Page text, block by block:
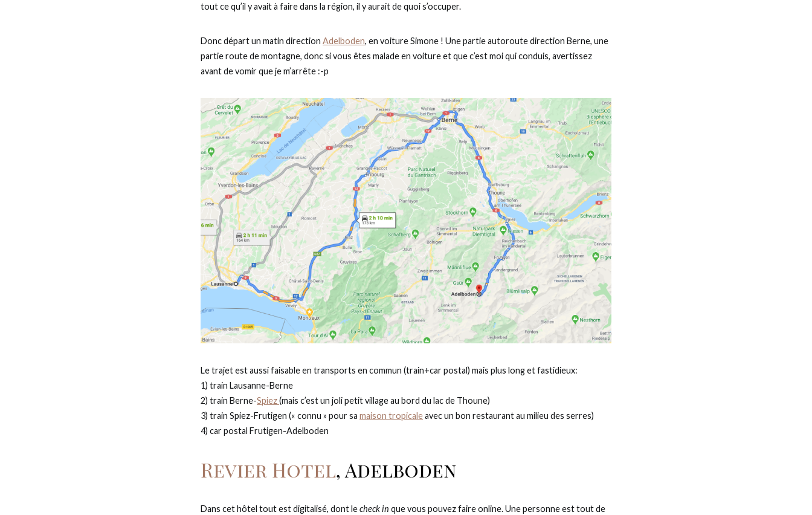
tout ce qu’il y avait à faire dans la région, il y aurait de quoi s’occuper.
Donc départ un matin direction Adelboden, en voiture Simone ! Une partie autoroute direction Berne, une
partie route de montagne, donc si vous êtes malade en voiture et que c’est moi qui conduis, avertissez
avant de vomir que je m’arrête :-p
Le trajet est aussi faisable en transports en commun (train+car postal) mais plus long et fastidieux:
1) train Lausanne-Berne
2) train Berne-Spiez(mais c’est un joli petit village au bord du lac de Thoune)
3) train Spiez-Frutigen (« connu » pour sa maison tropicaleavec un bon restaurant au milieu des serres)
4) car postal Frutigen-Adelboden
Revier Hotel, Adelboden
Dans cet hôtel tout est digitalisé, dont lecheck in que vous pouvez faire online. Une personne est tout de